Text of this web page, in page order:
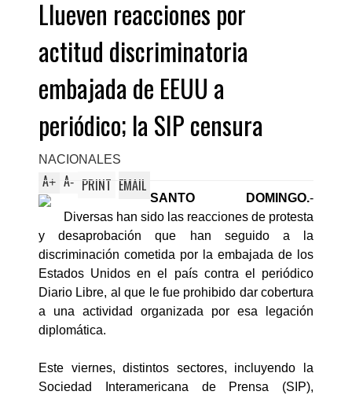
Llueven reacciones por
actitud discriminatoria
embajada de EEUU a
periódico; la SIP censura
NACIONALES
A+ A- PRINT EMAIL
SANTO DOMINGO.-
Diversas han sido las reacciones de protesta
y desaprobación que han seguido a la
discriminación cometida por la embajada de los
Estados Unidos en el país contra el periódico
Diario Libre, al que le fue prohibido dar cobertura
a una actividad organizada por esa legación
diplomática.
Este viernes, distintos sectores, incluyendo la
Sociedad Interamericana de Prensa (SIP),